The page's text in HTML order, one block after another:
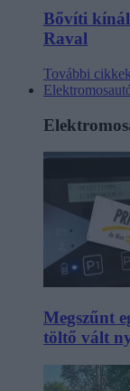
Bővíti
Raval
További
Megszűnt
töltő vált